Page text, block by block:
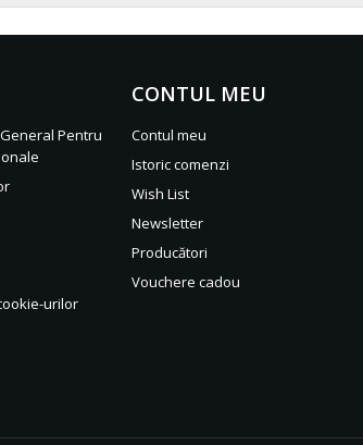
Pentru
urilor
CONTUL MEU
Contul meu
Istoric comenzi
Wish List
Newsletter
Producători
Vouchere cadou